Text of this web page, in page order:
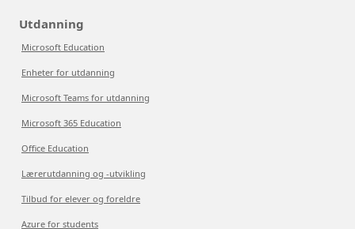
Utdanning
Microsoft Education
Enheter for utdanning
Microsoft Teams for utdanning
Microsoft 365 Education
Office Education
Lærerutdanning og -utvikling
Tilbud for elever og foreldre
Azure for students